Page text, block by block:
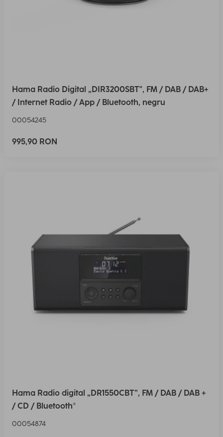
Hama Radio Digital „DIR3200SBT", FM / DAB / DAB+
/ Internet Radio / App / Bluetooth, negru
00054245
995,90 RON
Hama Radio digital „DR1550CBT”, FM / DAB / DAB +
/ CD / Bluetooth®
00054874